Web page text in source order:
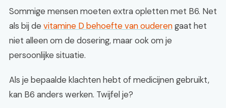
Sommige mensen moeten extra opletten met B6. Net
als bij de vitamine D behoefte van ouderengaat het
niet alleen om de dosering, maar ook om je
persoonlijke situatie.
Als je bepaalde klachten hebt of medicijnen gebruikt,
kan B6 anders werken. Twijfel je?